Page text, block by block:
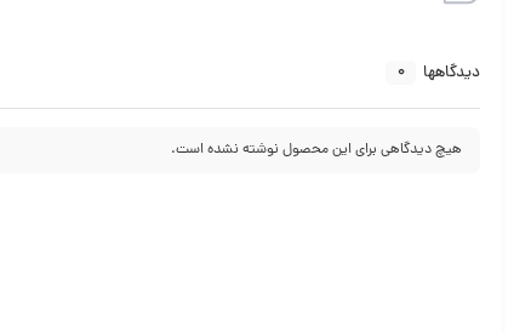
دیدگاهها 0
هیچ دیدگاهی برای این محصول نوشته نشده است.